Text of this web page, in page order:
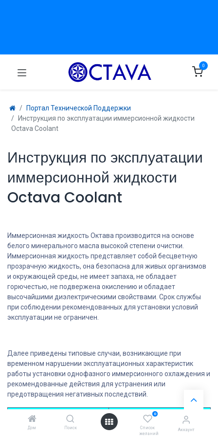
Дом Поиск
0
Список
желаний
Аккаунт
0
Портал Технической Поддержки
Инструкция по эксплуатации иммерсионной жидкости
Octava Coolant
Инструкция по эксплуатации
иммерсионной жидкости
Octava Coolant
Иммерсионная жидкость Октава производится на основе
белого минерального масла высокой степени очистки.
Иммерсионная жидкость представляет собой бесцветную
прозрачную жидкость, она безопасна для живых организмов
и окружающей среды, не имеет запаха, не обладает
горючестью, не подвержена окислению и обладает
высочайшими диэлектрическими свойствами. Срок службы
при соблюдении рекомендованных для установки условий
эксплуатации не ограничен.
Далее приведены типовые случаи, возникающие при
временном нарушении эксплуатационных характеристик
работы установки однофазного иммерсионного охлаждения и
рекомендованные действия для устранения или
предотвращения негативных последствий.
Неисправность/нарушение
эксплуатационных
Действия